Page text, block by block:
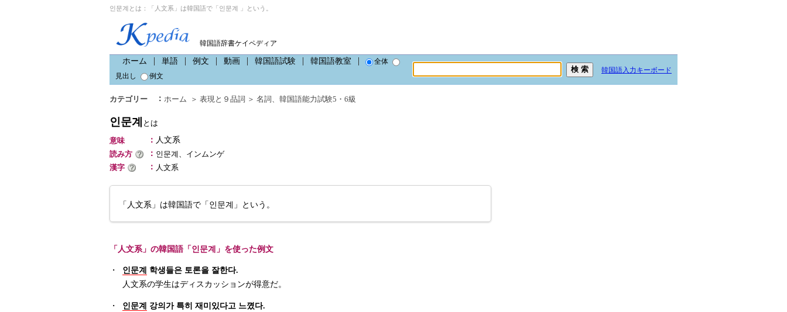
인문계とは：「人文系」は韓国語で「인문계 」という。
韓国語辞書ケイペディア
ホーム 単語 例文 動画 韓国語試験 韓国語教室
全体
見出し
例文
韓国語入力キーボード
カテゴリー ： ホーム ＞ 表現と９品詞 ＞ 名詞 、 韓国語能力試験5・6級
인문계 とは
意味
： 人文系
読み方
： 인문계、インムンゲ
漢字
： 人文系
「人文系」は韓国語で「인문계」という。
「人文系」の韓国語「인문계」を使った例文
・ 인문계
학생들은 토론을 잘한다.
人文系の学生はディスカッションが得意だ。
・ 인문계
강의가 특히 재미있다고 느꼈다.